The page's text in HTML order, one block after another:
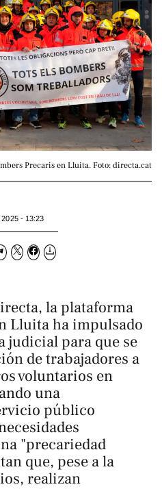
Precaris en Lluita. Foto: directa.cat
2025 - 13:23
, la plataforma
Lluita ha impulsado
judicial para que se
de trabajadores a
voluntarios en
una
público
"precariedad
que, pese a la
realizan